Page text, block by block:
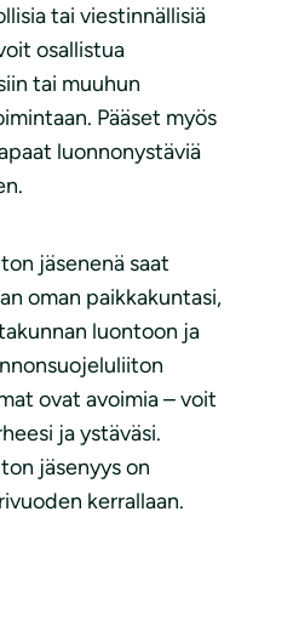
tai viestinnällisiä
osallistua
tai muuhun
Pääset myös
luonnonystäviä
jäsenenä saat
oman paikkakuntasi,
luontoon ja
ovat avoimia – voit
ja ystäväsi.
jäsenyys on
kerrallaan.